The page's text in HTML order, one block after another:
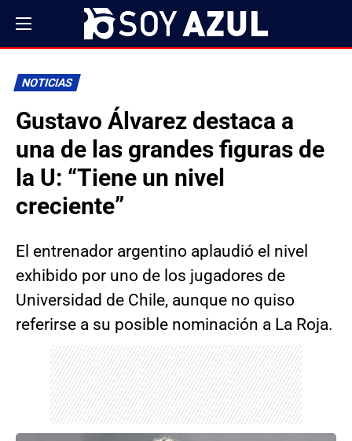
NOTICIAS
Gustavo Álvarez destaca a
una de las grandes figuras de
la U: “Tiene un nivel
creciente”
El entrenador argentino aplaudió el nivel
exhibido por uno de los jugadores de
Universidad de Chile, aunque no quiso
referirse a su posible nominación a La Roja.